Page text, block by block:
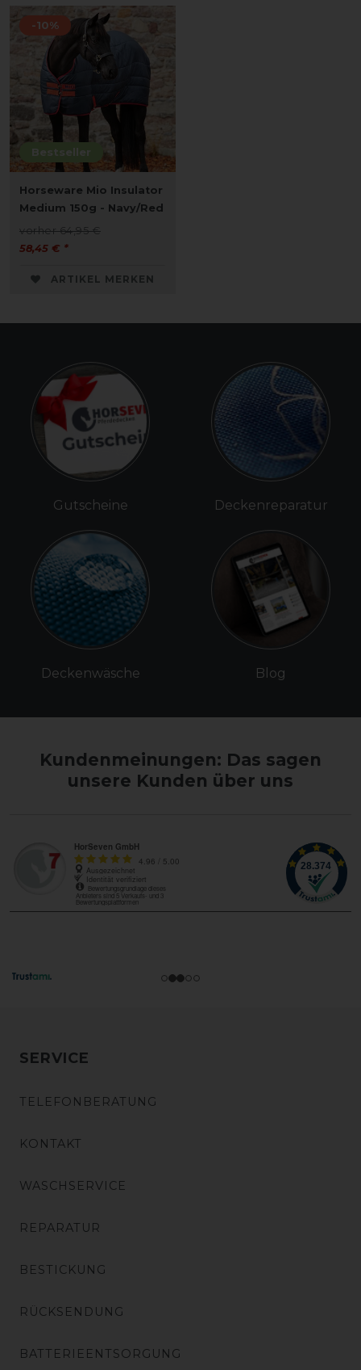
Bestseller
-10%
Horseware Mio Insulator
Medium 150g - Navy/Red
vorher 64,95 €
58,45 € *
ARTIKEL MERKEN
Gutscheine
Deckenwäsche
Deckenreparatur
Blog
Kundenmeinungen: Das sagen
unsere Kunden über uns
SERVICE
TELEFONBERATUNG
KONTAKT
WASCHSERVICE
REPARATUR
BESTICKUNG
RÜCKSENDUNG
BATTERIEENTSORGUNG